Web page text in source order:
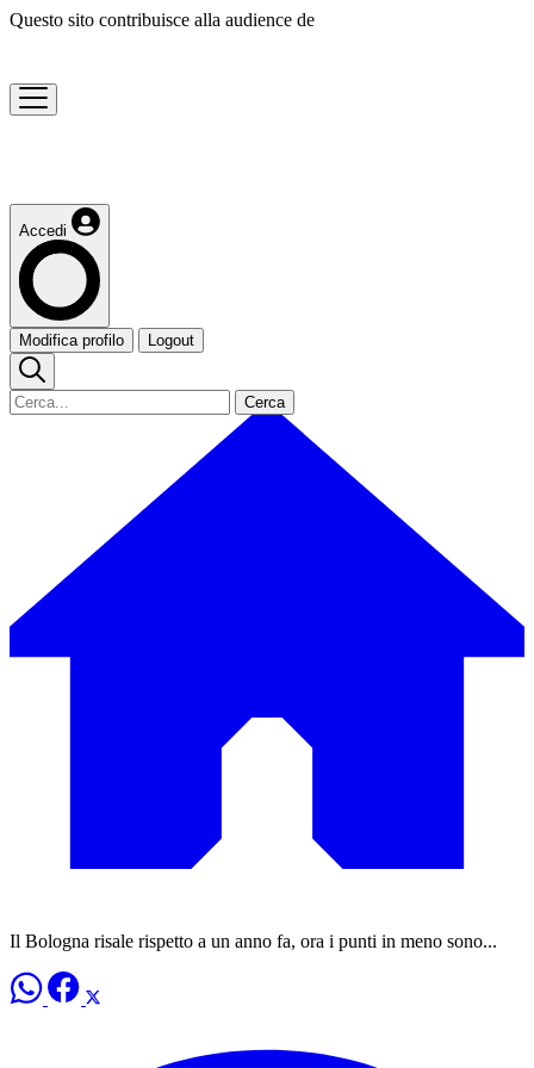
Questo sito contribuisce alla audience de
Accedi
Modifica profilo Logout
Cerca
Il Bologna risale rispetto a un anno fa, ora i punti in meno sono...